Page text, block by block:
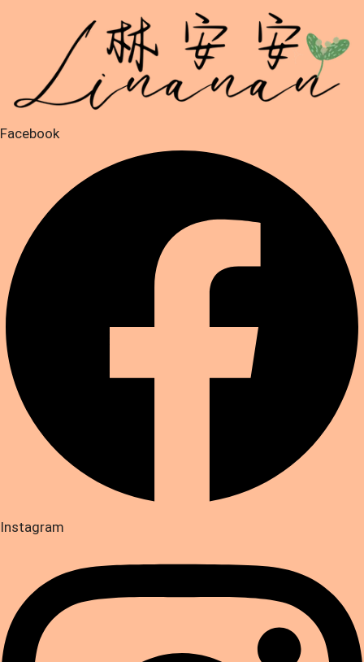
容
Facebook
Instagram